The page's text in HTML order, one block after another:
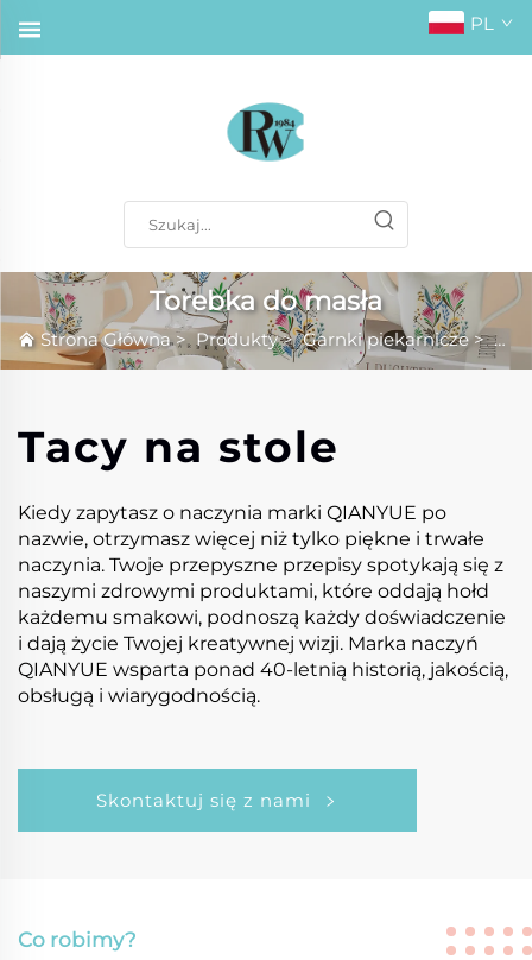
PL
Torebka do masła
Strona Główna> Produkty>Garnki piekarnicze>
Tacy na stole
Kiedy zapytasz o naczynia marki QIANYUE po
nazwie, otrzymasz więcej niż tylko piękne i trwałe
naczynia. Twoje przepyszne przepisy spotykają się z
naszymi zdrowymi produktami, które oddają hołd
każdemu smakowi, podnoszą każdy doświadczenie
i dają życie Twojej kreatywnej wizji. Marka naczyń
QIANYUE wsparta ponad 40-letnią historią, jakością,
obsługą i wiarygodnością.
Skontaktuj się z nami
Co robimy?